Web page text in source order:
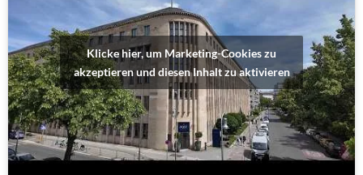
Klicke hier, um Marketing-Cookies zu
akzeptieren und diesen Inhalt zu aktivieren